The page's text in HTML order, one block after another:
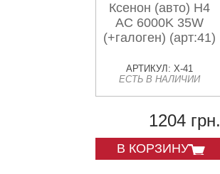
Ксенон (авто) H4
AC 6000K 35W
(+галоген) (арт:41)
АРТИКУЛ: X-41
ЕСТЬ В НАЛИЧИИ
1204 грн.
В КОРЗИНУ